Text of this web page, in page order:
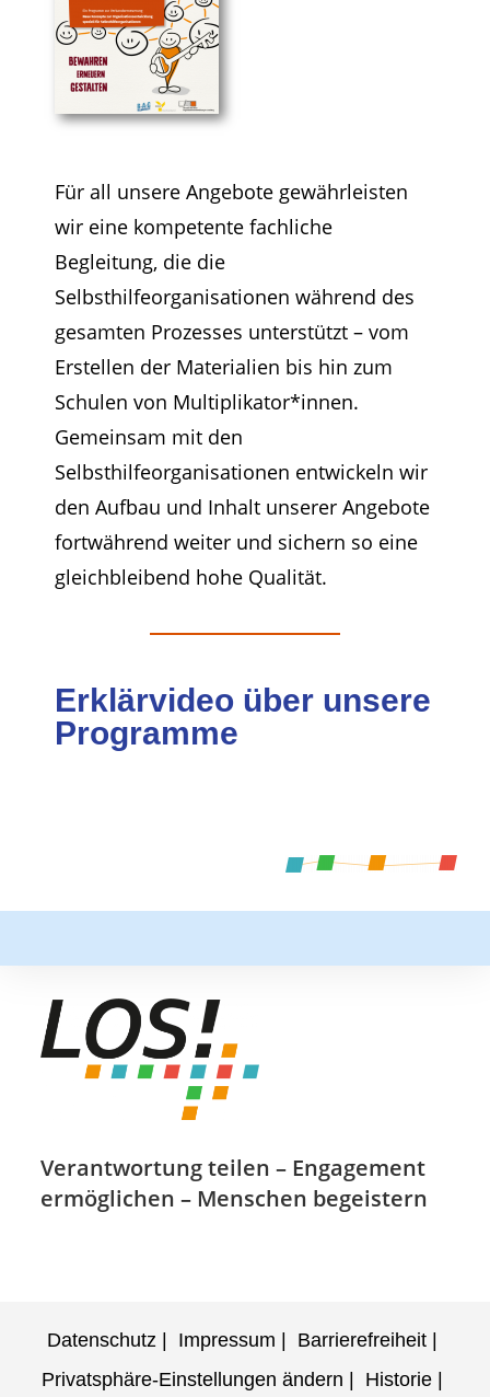
Für all unsere Angebote gewährleisten
wir eine kompetente fachliche
Begleitung, die die
Selbsthilfeorganisationen während des
gesamten Prozesses unterstützt – vom
Erstellen der Materialien bis hin zum
Schulen von Multiplikator*innen.
Gemeinsam mit den
Selbsthilfeorganisationen entwickeln wir
den Aufbau und Inhalt unserer Angebote
fortwährend weiter und sichern so eine
gleichbleibend hohe Qualität.
Erklärvideo über unsere
Programme
Verantwortung teilen – Engagement
ermöglichen – Menschen begeistern
Datenschutz Impressum
Barrierefreiheit
Privatsphäre-Einstellungen ändern
Historie